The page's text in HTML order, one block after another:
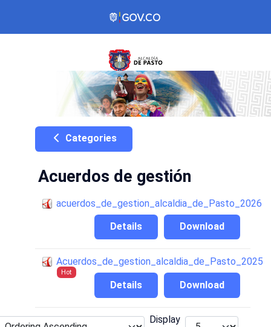
Categories
Acuerdos de gestión
acuerdos_de_gestion_alcaldia_de_Pasto_2026
Download
Details
Acuerdos_de_gestion_alcaldia_de_Pasto_2025
Hot
Download
Details
Display